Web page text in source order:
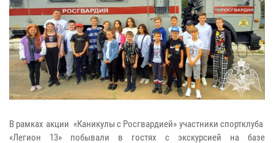
В рамках акции «Каникулы с Росгвардией» участники спортклуба
«Легион 13» побывали в гостях с экскурсией на базе